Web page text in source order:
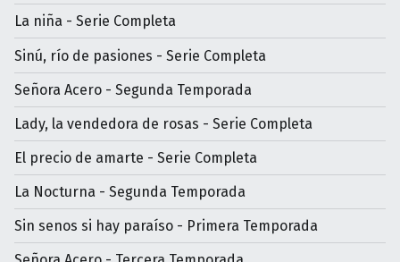
La niña - Serie Completa
Sinú, río de pasiones - Serie Completa
Señora Acero - Segunda Temporada
Lady, la vendedora de rosas - Serie Completa
El precio de amarte - Serie Completa
La Nocturna - Segunda Temporada
Sin senos si hay paraíso - Primera Temporada